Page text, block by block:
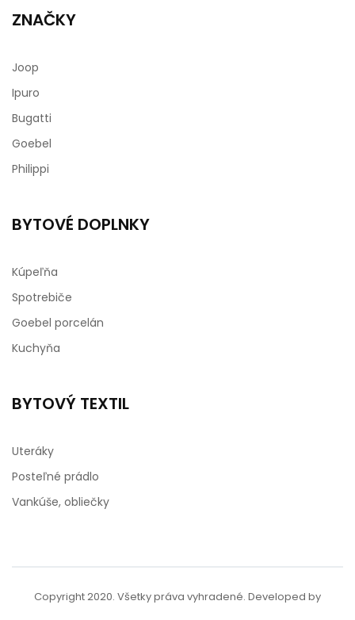
ZNAČKY
Joop
Ipuro
Bugatti
Goebel
Philippi
BYTOVÉ DOPLNKY
Kúpeľňa
Spotrebiče
Goebel porcelán
Kuchyňa
BYTOVÝ TEXTIL
Uteráky
Posteľné prádlo
Vankúše, obliečky
Copyright 2020. Všetky práva vyhradené. Developed by